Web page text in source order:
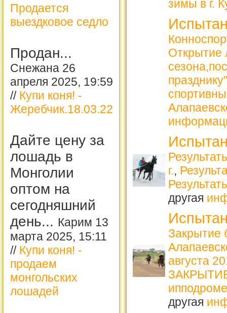
Продается
выездковое седло
Продан...
Снежана 26
апреля 2025, 19:59
// Купи коня! -
Жеребчик.18.03.22
Дайте цену за
лошадь в
Монголии
оптом на
сегодняшний
день... Карим 13
марта 2025, 15:11
// Купи коня! -
продаем
монгольских
лошадей
зимы в г.
Открытие
г.,
другая
Закрытие
августа
ЗАКРЫТИЕ
другая